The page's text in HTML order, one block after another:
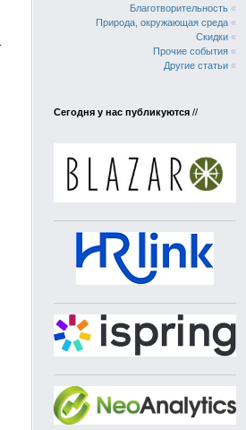
Благотворительность «
Природа, окружающая среда «
Скидки «
Прочие события «
Другие статьи «
Сегодня у нас публикуются //